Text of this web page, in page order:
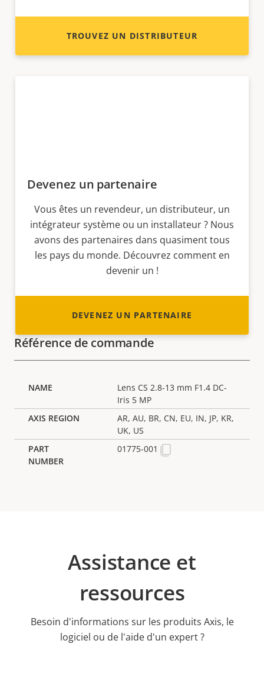
TROUVEZ UN DISTRIBUTEUR
Devenez un partenaire
Vous êtes un revendeur, un distributeur, un
intégrateur système ou un installateur ? Nous
avons des partenaires dans quasiment tous
les pays du monde. Découvrez comment en
devenir un !
DEVENEZ UN PARTENAIRE
Référence de commande
Lens CS 2.8-13 mm F1.4 DC-
Iris 5 MP
AR, AU, BR, CN, EU, IN, JP, KR,
UK, US
01775-001
Assistance et
ressources
Besoin d'informations sur les produits Axis, le
logiciel ou de l'aide d'un expert ?